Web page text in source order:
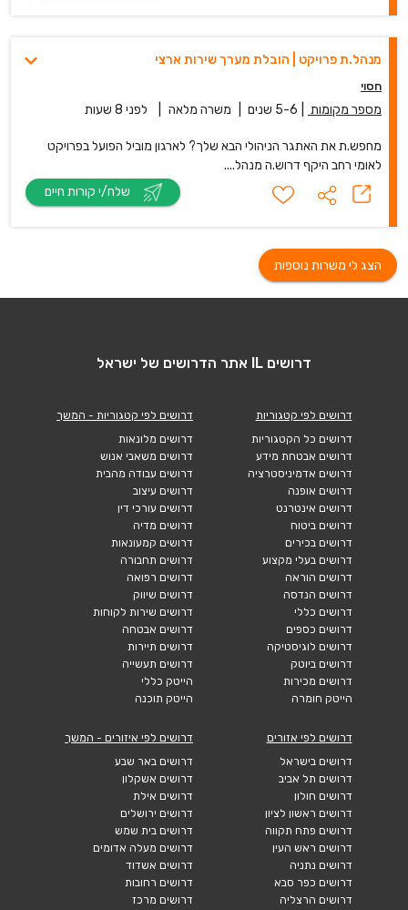
מנהל.ת פרויקט | הובלת מערך שירות ארצי
חסוי
מספר מקומות 5-6 שנים משרה מלאה לפני 8 שעות
מחפש.ת את האתגר הניהולי הבא שלך? לארגון מוביל הפועל בפרויקט
לאומי רחב היקף דרוש.ה מנהל....
הצג לי משרות נוספות
דרושים IL אתר הדרושים של ישראל
דרושים לפי קטגוריות
דרושים כל הקטגוריות
דרושים אבטחת מידע
דרושים אדמיניסטרציה
דרושים אופנה
דרושים אינטרנט
דרושים ביטוח
דרושים בכירים
דרושים בעלי מקצוע
דרושים הוראה
דרושים הנדסה
דרושים כללי
דרושים כספים
דרושים לוגיסטיקה
דרושים ביוטק
דרושים מכירות
הייטק חומרה
דרושים לפי קטגוריות - המשך
דרושים מלונאות
דרושים משאבי אנוש
דרושים עבודה מהבית
דרושים עיצוב
דרושים עורכי דין
דרושים מדיה
דרושים קמעונאות
דרושים תחבורה
דרושים רפואה
דרושים שיווק
דרושים שירות לקוחות
דרושים אבטחה
דרושים תיירות
דרושים תעשייה
הייטק כללי
הייטק תוכנה
דרושים לפי אזורים
דרושים בישראל
דרושים תל אביב
דרושים חולון
דרושים ראשון לציון
דרושים פתח תקווה
דרושים ראש העין
דרושים נתניה
דרושים כפר סבא
דרושים הרצליה
דרושים לפי איזורים - המשך
דרושים באר שבע
דרושים אשקלון
דרושים אילת
דרושים ירושלים
דרושים בית שמש
דרושים מעלה אדומים
דרושים אשדוד
דרושים רחובות
דרושים מרכז